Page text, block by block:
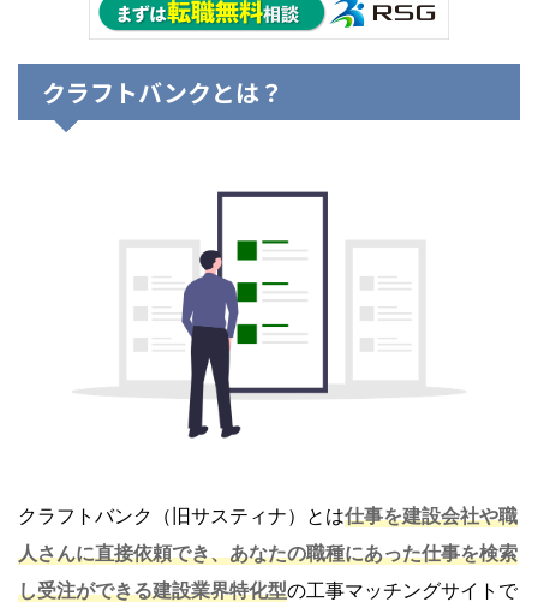
クラフトバンクとは？
クラフトバンク（旧サスティナ）とは仕事を建設会社や職
人さんに直接依頼でき、あなたの職種にあった仕事を検索
し受注ができる建設業界特化型の工事マッチングサイトで